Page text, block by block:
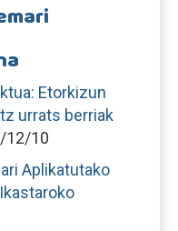
Etorkizun
urrats berriak
12/10
Aplikatutako